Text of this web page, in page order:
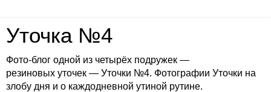
Уточка №4
Фото-блог одной из четырёх подружек —
резиновых уточек — Уточки №4. Фотографии Уточки на
злобу дня и о каждодневной утиной рутине.